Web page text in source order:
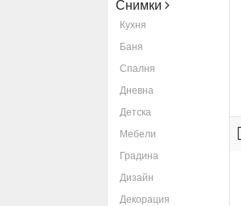
Снимки
Кухня
Баня
Спалня
Дневна
Детска
Мебели
Градина
Дизайн
Декорация